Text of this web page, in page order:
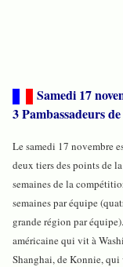
Samedi 17
3 Pambassadeurs
Le samedi 17 novembre
deux tiers des points de
semaines de la
semaines par équipe
grande région par
américaine qui vit à
Shanghai, de Konnie,